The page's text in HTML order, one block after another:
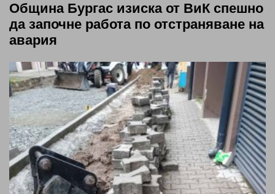
Община Бургас изиска от ВиК спешно
да започне работа по отстраняване на
авария